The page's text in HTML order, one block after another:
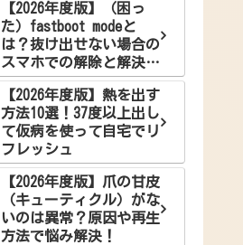
【2026年度版】（困っ
た）fastboot modeと
は？抜け出せない場合の
スマホでの解除と解決方
法
【2026年度版】熱を出す
方法10選！37度以上出し
て仮病を使って自宅でリ
フレッシュ
【2026年度版】爪の甘皮
（キューティクル）がな
いのは異常？原因や再生
方法で悩み解決！